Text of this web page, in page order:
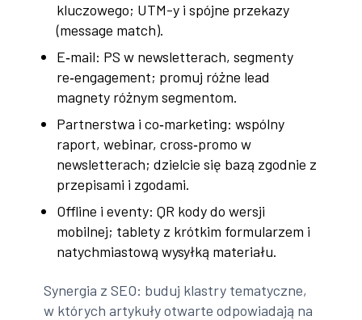
kluczowego; UTM-y i spójne przekazy
(message match).
E‑mail: PS w newsletterach, segmenty
re‑engagement; promuj różne lead
magnety różnym segmentom.
Partnerstwa i co‑marketing: wspólny
raport, webinar, cross‑promo w
newsletterach; dzielcie się bazą zgodnie z
przepisami i zgodami.
Offline i eventy: QR kody do wersji
mobilnej; tablety z krótkim formularzem i
natychmiastową wysyłką materiału.
Synergia z SEO: buduj klastry tematyczne,
w których artykuły otwarte odpowiadają na